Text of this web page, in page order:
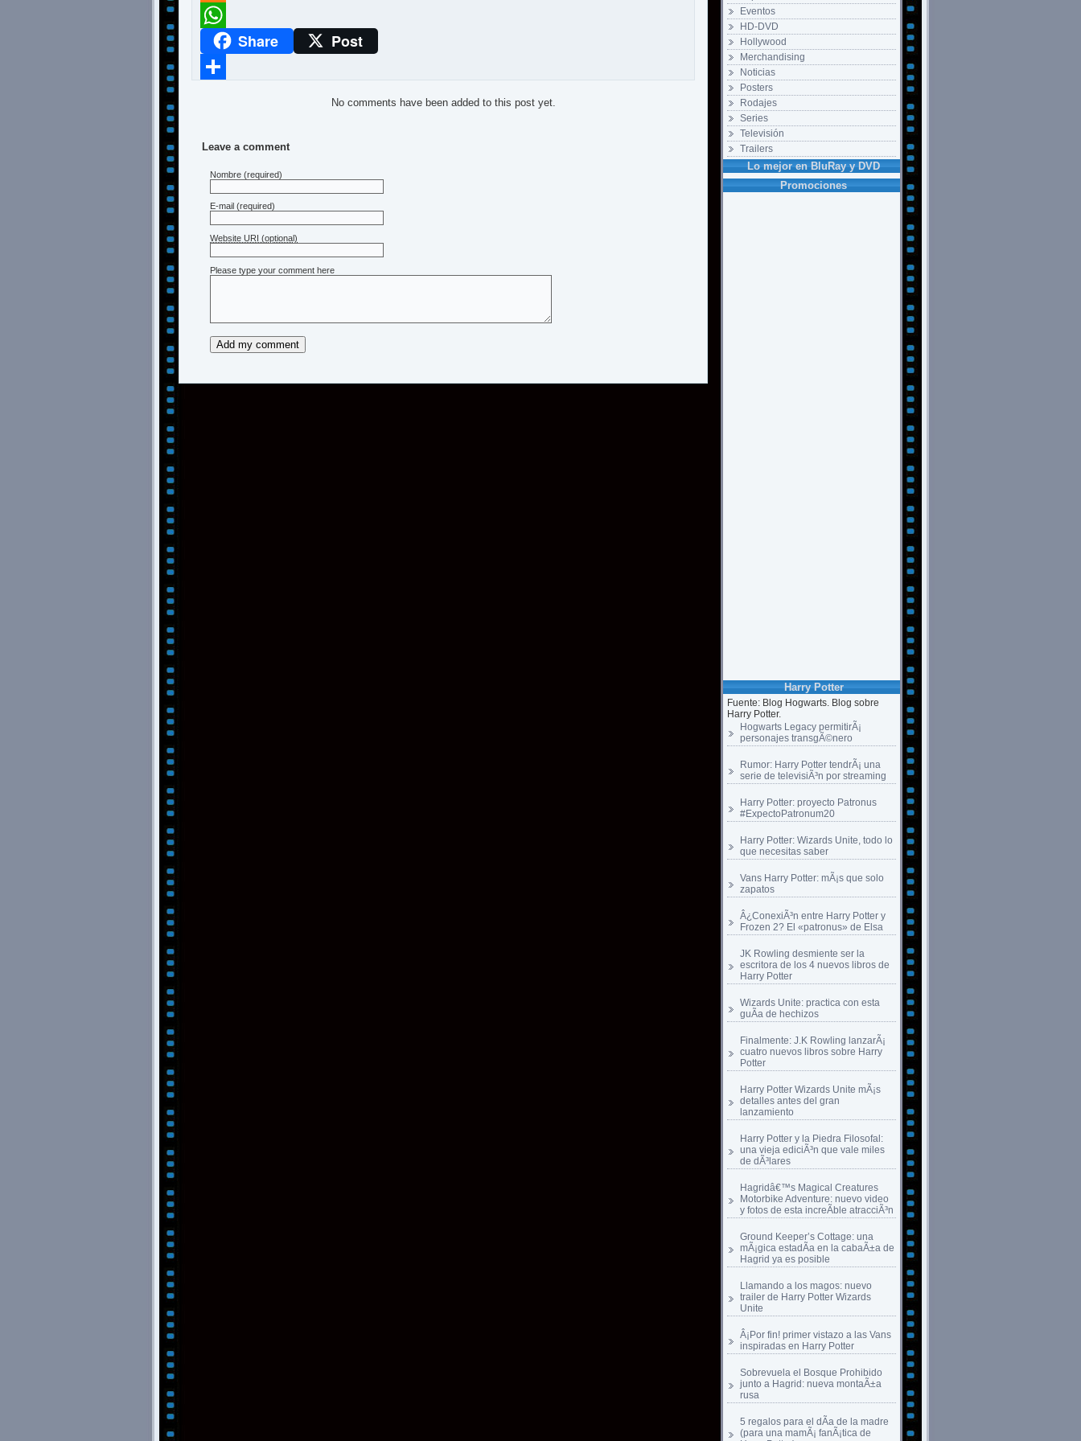
Eventos
HD-DVD
Hollywood
Merchandising
Noticias
Posters
Rodajes
Series
Televisión
Trailers
Lo mejor en BluRay y DVD
Promociones
Harry Potter
Fuente: Blog Hogwarts. Blog sobre
Harry Potter.
Hogwarts Legacy permitirÃ¡
personajes transgÃ©nero
Rumor: Harry Potter tendrÃ¡ una
serie de televisiÃ³n por streaming
Harry Potter: proyecto Patronus
#ExpectoPatronum20
Harry Potter: Wizards Unite, todo lo
que necesitas saber
Vans Harry Potter: mÃ¡s que solo
zapatos
Â¿ConexiÃ³n entre Harry Potter y
Frozen 2? El «patronus» de Elsa
JK Rowling desmiente ser la
escritora de los 4 nuevos libros de
Harry Potter
Wizards Unite: practica con esta
guÃ­a de hechizos
Finalmente: J.K Rowling lanzarÃ¡
cuatro nuevos libros sobre Harry
Potter
Harry Potter Wizards Unite mÃ¡s
detalles antes del gran
lanzamiento
Harry Potter y la Piedra Filosofal:
una vieja ediciÃ³n que vale miles
de dÃ³lares
Hagridâ€™s Magical Creatures
Motorbike Adventure: nuevo video
y fotos de esta increÃ­ble atracciÃ³n
Ground Keeper’s Cottage: una
mÃ¡gica estadÃ­a en la cabaÃ±a de
Hagrid ya es posible
Llamando a los magos: nuevo
trailer de Harry Potter Wizards
Unite
Â¡Por fin! primer vistazo a las Vans
inspiradas en Harry Potter
Sobrevuela el Bosque Prohibido
junto a Hagrid: nueva montaÃ±a
rusa
5 regalos para el dÃ­a de la madre
(para una mamÃ¡ fanÃ¡tica de
Meneame
WhatsAppShare Post
No comments have been added to this post yet.
Leave a comment
Nombre (required)
E-mail (required)
Website URI (optional)
Please type your comment here